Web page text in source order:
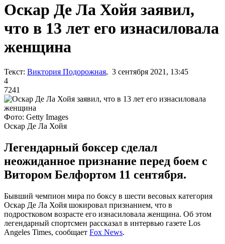
Оскар Де Ла Хойя заявил,
что в 13 лет его изнасиловала
женщина
Текст: Виктория Подорожная, 3 сентября 2021, 13:45
4
7241
Фото: Getty Images
Оскар Де Ла Хойя
Легендарный боксер сделал
неожиданное признание перед боем с
Витором Белфортом 11 сентября.
Бывший чемпион мира по боксу в шести весовых категория
Оскар Де Ла Хойя шокировал признанием, что в
подростковом возрасте его изнасиловала женщина. Об этом
легендарный спортсмен рассказал в интервью газете Los
Angeles Times, сообщает Fox News.